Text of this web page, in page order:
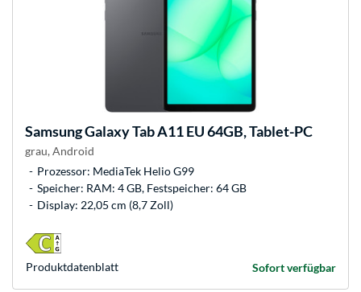
SamsungGalaxy Tab A11 EU 64GB, Tablet-PC
grau, Android
Prozessor: MediaTek Helio G99
Speicher: RAM: 4 GB, Festspeicher: 64 GB
Display: 22,05 cm (8,7 Zoll)
Sofort verfügbar
Produkt­datenblatt